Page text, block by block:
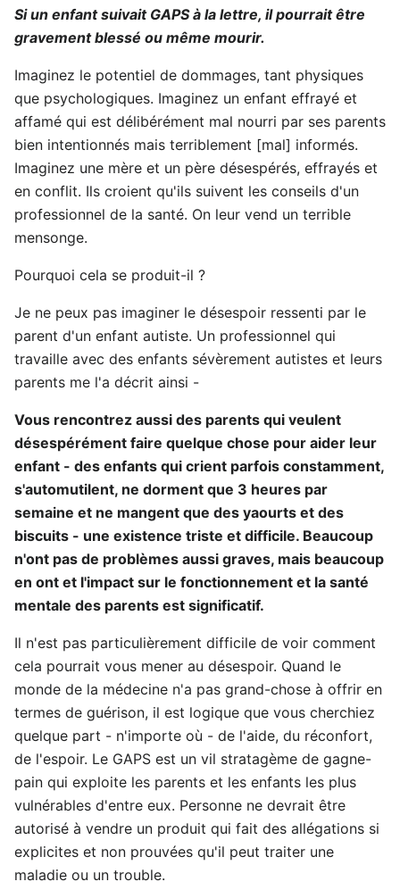
Si un enfant suivait GAPS à la lettre, il pourrait être
gravement blessé ou même mourir.
Imaginez le potentiel de dommages, tant physiques
que psychologiques. Imaginez un enfant effrayé et
affamé qui est délibérément mal nourri par ses parents
bien intentionnés mais terriblement [mal] informés.
Imaginez une mère et un père désespérés, effrayés et
en conflit. Ils croient qu'ils suivent les conseils d'un
professionnel de la santé. On leur vend un terrible
mensonge.
Pourquoi cela se produit-il ?
Je ne peux pas imaginer le désespoir ressenti par le
parent d'un enfant autiste. Un professionnel qui
travaille avec des enfants sévèrement autistes et leurs
parents me l'a décrit ainsi -
Vous rencontrez aussi des parents qui veulent
désespérément faire quelque chose pour aider leur
enfant - des enfants qui crient parfois constamment,
s'automutilent, ne dorment que 3 heures par
semaine et ne mangent que des yaourts et des
biscuits - une existence triste et difficile. Beaucoup
n'ont pas de problèmes aussi graves, mais beaucoup
en ont et l'impact sur le fonctionnement et la santé
mentale des parents est significatif.
Il n'est pas particulièrement difficile de voir comment
cela pourrait vous mener au désespoir. Quand le
monde de la médecine n'a pas grand-chose à offrir en
termes de guérison, il est logique que vous cherchiez
quelque part - n'importe où - de l'aide, du réconfort,
de l'espoir. Le GAPS est un vil stratagème de gagne-
pain qui exploite les parents et les enfants les plus
vulnérables d'entre eux. Personne ne devrait être
autorisé à vendre un produit qui fait des allégations si
explicites et non prouvées qu'il peut traiter une
maladie ou un trouble.